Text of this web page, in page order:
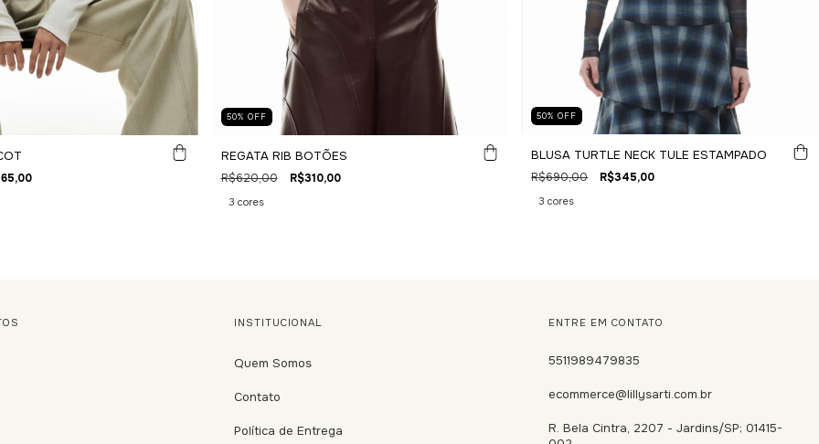
50% OFF
REGATA RIB BOTÕES
R$620,00 R$310,00
3 cores
50%OFF
BLUSA TURTLE NECK TULE ESTAMPADO
R$690,00 R$345,00
3 cores
INSTITUCIONAL
Quem Somos
Contato
Política de Entrega
ENTRE EM CONTATO
5511989479835
ecommerce@lillysarti.com.br
R. Bela Cintra, 2207 - Jardins/SP; 01415-